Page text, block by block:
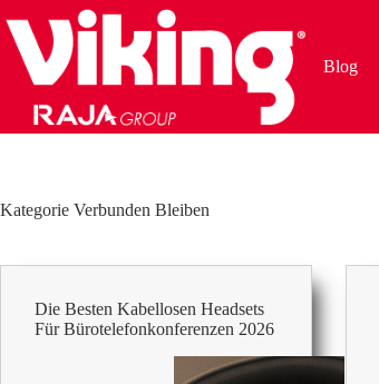
Inhalt
springen
Blog
Kategorie Verbunden Bleiben
Die Besten Kabellosen Headsets
Für Bürotelefonkonferenzen 2026